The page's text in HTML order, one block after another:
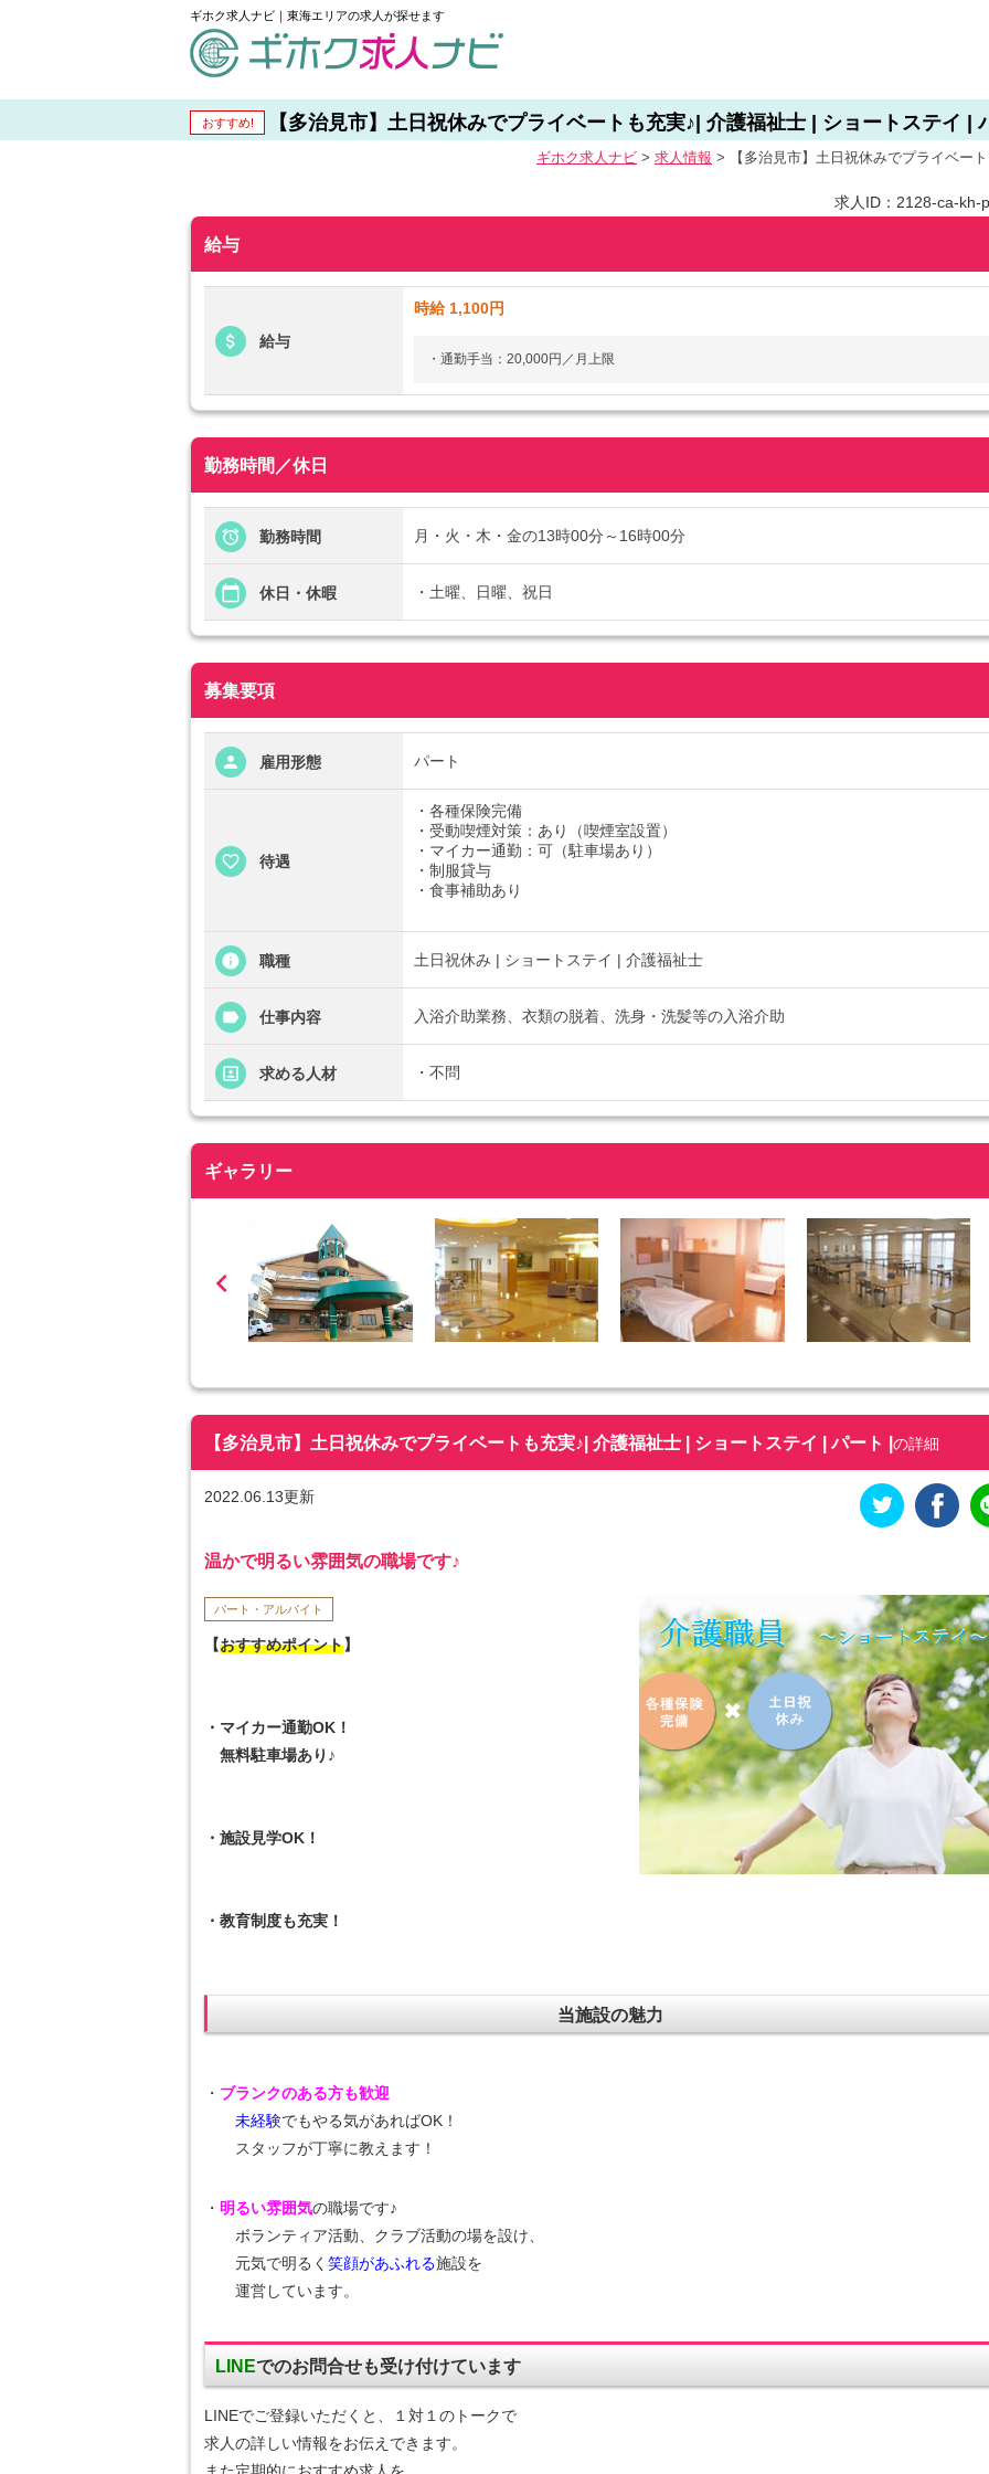
ギホク求人ナビ｜東海エリアの求人が探せます
おすすめ! 【多治見市】土日祝休みでプライベートも充実♪| 介護福祉士 | ショートステイ |
ギホク求⼈ナビ > 求人情報 > 【多治見市】土日祝休みでプライベー
求人ID：2128-ca-kh-
給与
給与
時給 1,100円
・通勤手当：20,000円／月上限
勤務時間／休日
勤務時間 月・火・木・金の13時00分～16時00分
休日・休暇 ・土曜、日曜、祝日
募集要項
雇用形態 パート
待遇
・各種保険完備
・受動喫煙対策：あり（喫煙室設置）
・マイカー通勤：可（駐車場あり）
・制服貸与
・食事補助あり
職種 土日祝休み | ショートステイ | 介護福祉士
仕事内容 入浴介助業務、衣類の脱着、洗身・洗髪等の入浴介助
求める人材 ・不問
ギャラリー

【多治見市】土日祝休みでプライベートも充実♪| 介護福祉士 | ショートステイ | パート | の詳細
2022.06.13更新
温かで明るい雰囲気の職場です♪
パート・アルバイト
【おすすめポイント】
・マイカー通勤OK！
無料駐車場あり♪
・施設見学OK！
・教育制度も充実！
当施設の魅力
・ ブランクのある方も歓迎
未経験でもやる気があればOK！
スタッフが丁寧に教えます！
・ 明るい雰囲気の職場です♪
ボランティア活動、クラブ活動の場を設け、
元気で明るく 笑顔があふれる施設を
運営しています。
LINEでのお問合せも受け付けています
LINEでご登録いただくと、１対１のトークで
求人の詳しい情報をお伝えできます。